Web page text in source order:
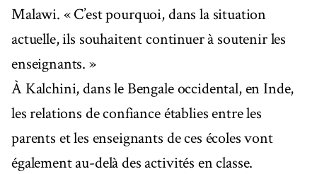
Malawi. « C’est pourquoi, dans la situation
actuelle, ils souhaitent continuer à soutenir les
enseignants. »
À Kalchini, dans le Bengale occidental, en Inde,
les relations de confiance établies entre les
parents et les enseignants de ces écoles vont
également au-delà des activités en classe.